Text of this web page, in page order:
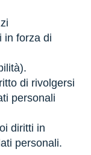
in forza di
di rivolgersi
personali
diritti in
personali.